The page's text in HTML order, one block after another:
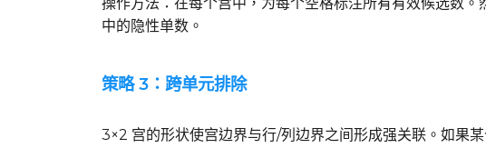
中的隐性单数。
策略 3：跨单元排除
3×2 宫的形状使宫边界与行/列边界之间形成强关联。如果